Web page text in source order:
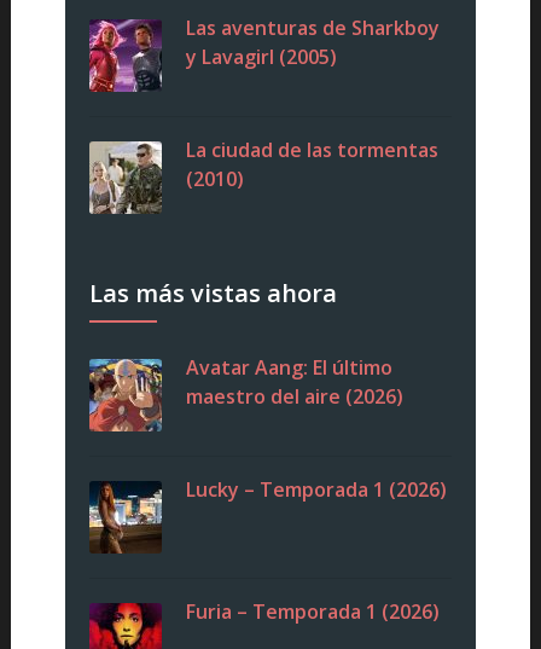
Las aventuras de Sharkboy
y Lavagirl (2005)
La ciudad de las tormentas
(2010)
Las más vistas ahora
Avatar Aang: El último
maestro del aire (2026)
Lucky – Temporada 1 (2026)
Furia – Temporada 1 (2026)